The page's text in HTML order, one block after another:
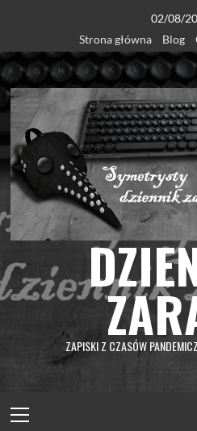
content
02/08/
Strona główna
Blog
ZAPISKI Z CZASÓW
Menu